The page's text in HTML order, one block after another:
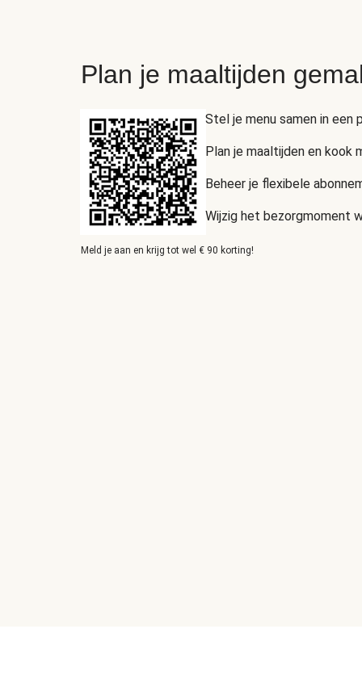
Plan je maaltijden
Stel je menu samen in een
Plan je maaltijden en kook
Beheer je flexibele
Wijzig het bezorgmoment
Meld je aan en krijg tot wel € 90 korting!